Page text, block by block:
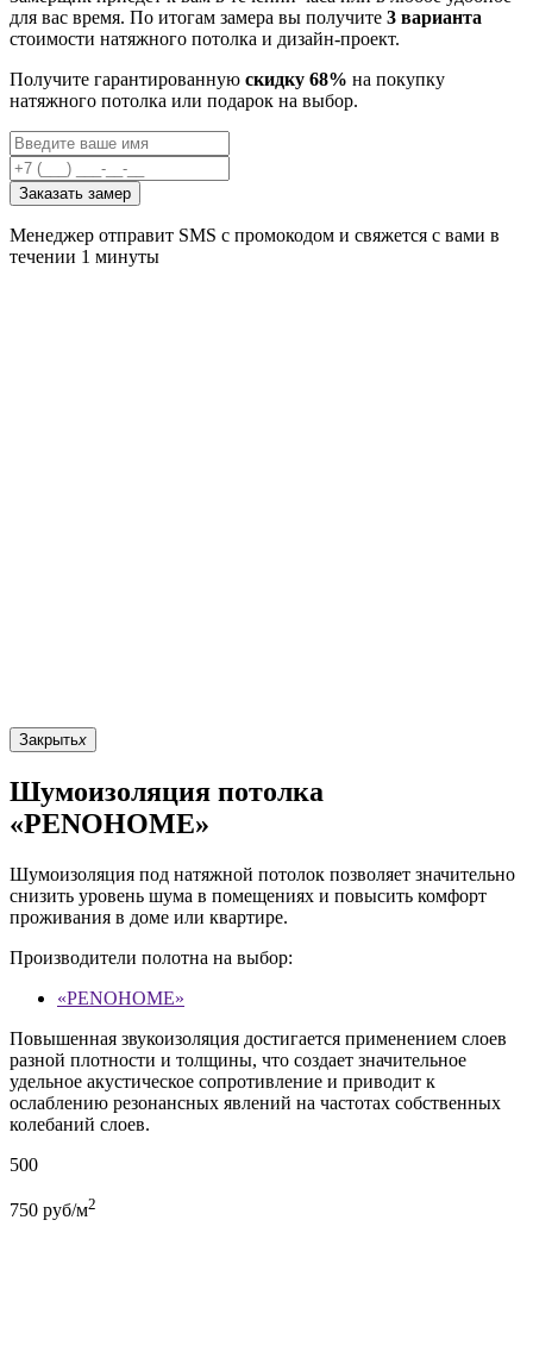
для вас время. По итогам замера вы получите 3 варианта
стоимости натяжного потолка и дизайн-проект.
Получите гарантированную скидку 68% на покупку
натяжного потолка или подарок на выбор.
Заказать замер
Менеджер отправит SMS с промокодом и свяжется с вами в
течении 1 минуты
Закрытьx
Шумоизоляция потолка
«PENOHOME»
Шумоизоляция под натяжной потолок позволяет значительно
снизить уровень шума в помещениях и повысить комфорт
проживания в доме или квартире.
Производители полотна на выбор:
«PENOHOME»
Повышенная звукоизоляция достигается применением слоев
разной плотности и толщины, что создает значительное
удельное акустическое сопротивление и приводит к
ослаблению резонансных явлений на частотах собственных
колебаний слоев.
500
750 руб/м2